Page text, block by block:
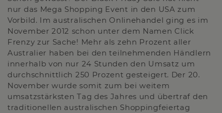
nur das Mega Shopping Event in den USA zum
Vorbild. Im australischen Onlinehandel ging es im
November 2012 schon unter dem Namen Click
Frenzy zur Sache! Mehr als zehn Prozent aller
Australier haben bei den teilnehmenden Händlern
innerhalb von nur 24 Stunden den Umsatz um
durchschnittlich 250 Prozent gesteigert. Der 20.
November wurde somit zum bei weitem
umsatzstärksten Tag des Jahres und übertraf den
traditionellen australischen Shoppingfeiertag